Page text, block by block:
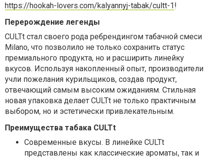
https://hookah-lovers.com/kalyannyj-tabak/cultt-1!
Перерождение легенды
CULTt стал своего рода ребрендингом табачной смеси
Milano, что позволило не только сохранить статус
премиального продукта, но и расширить линейку
вкусов. Используя накопленный опыт, производители
учли пожелания курильщиков, создав продукт,
отвечающий самым высоким ожиданиям. Стильная
новая упаковка делает CULTt не только практичным
выбором, но и эстетически привлекательным.
Преимущества табака CULTt
Современные вкусы. В линейке CULTt
представлены как классические ароматы, так и